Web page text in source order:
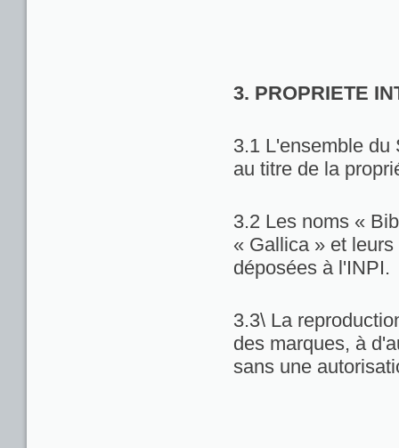
3. PROPRIETE
3.1 L'ensemble du
au titre de la
3.2 Les noms «
« Gallica » et
déposées à l'INPI.
3.3\ La
des marques, à
sans une